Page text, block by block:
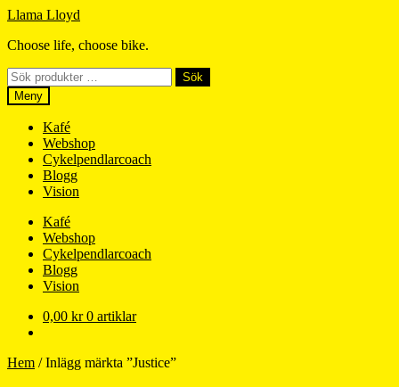
Hoppa
navigering
Hoppa
innehåll
Llama Lloyd
Choose life, choose bike.
Sök
efter:
Sök
Meny
Kafé
Webshop
Cykelpendlarcoach
Blogg
Vision
Kafé
Webshop
Cykelpendlarcoach
Blogg
Vision
0,00 kr 0 artiklar
Hem /Inlägg märkta ”Justice”